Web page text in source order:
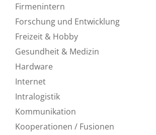
Firmenintern
Forschung und Entwicklung
Freizeit & Hobby
Gesundheit & Medizin
Hardware
Internet
Intralogistik
Kommunikation
Kooperationen / Fusionen